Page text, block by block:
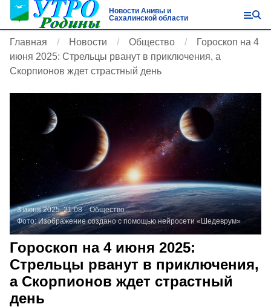
Новости Анивы и
Сахалинской области
Главная Новости Общество
Гороскоп на 4
июня 2025: Стрельцы рванут в приключения, а
Скорпионов ждет страстный день
3 июня 2025, 21:08
Общество
Фото:Изображение создано с помощью нейросети «Шедеврум»
Гороскоп на 4 июня 2025:
Стрельцы рванут в приключения,
а Скорпионов ждет страстный
день